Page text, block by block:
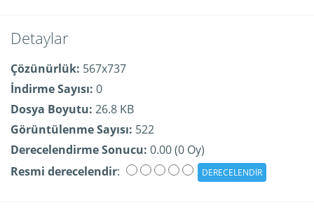
Detaylar
Çözünürlük: 567x737
İndirme Sayısı: 0
Dosya Boyutu: 26.8 KB
Görüntülenme Sayısı: 522
Derecelendirme Sonucu: 0.00 (0 Oy)
Resmi derecelendir: